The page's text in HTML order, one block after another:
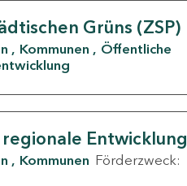
Grüns (ZSP)
Kommunen
Öffentliche
Entwicklung
Kommunen Förderzweck: